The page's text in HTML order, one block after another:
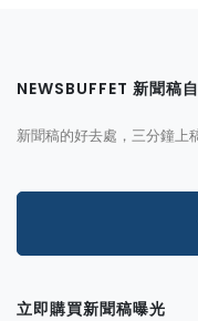
NEWSBUFFET 新聞稿
新聞稿的好去處，三分鐘上
立即購買新聞稿曝光